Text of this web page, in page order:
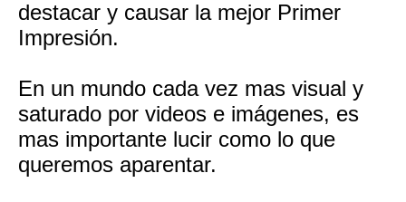
destacar y causar la mejor Primer
Impresión.
En un mundo cada vez mas visual y
saturado por videos e imágenes, es
mas importante lucir como lo que
queremos aparentar.